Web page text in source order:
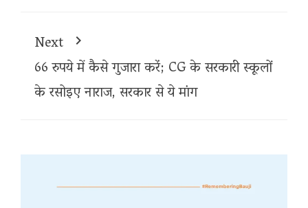
Next
66 रुपये में कैसे गुजारा करें; CG के सरकारी स्कूलों
के रसोइए नाराज, सरकार से ये मांग